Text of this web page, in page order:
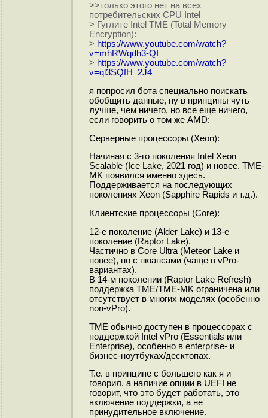
>>только этого нет на всех
потребительских CPU Intel
> Гуглите Intel TME (Total Memory
Encryption):
> https://www.youtube.com/watch?
v=mhRWqdh3-QI
> https://www.youtube.com/watch?
v=ql3SQfH_2J4
я попросил бота специально поискать
обобщить данные, ну в принципы чуть
лучше, чем ничего, но все еще ничего,
если говорить о том же AMD:
Серверные процессоры (Xeon):
Начиная с 3-го поколения Intel Xeon
Scalable (Ice Lake, 2021 год) и новее. TME-
MK появился именно здесь.
Поддерживается на последующих
поколениях Xeon (Sapphire Rapids и т.д.).
Клиентские процессоры (Core):
12-е поколение (Alder Lake) и 13-е
поколение (Raptor Lake).
Частично в Core Ultra (Meteor Lake и
новее), но с нюансами (чаще в vPro-
вариантах).
В 14-м поколении (Raptor Lake Refresh)
поддержка TME/TME-MK ограничена или
отсутствует в многих моделях (особенно
non-vPro).
TME обычно доступен в процессорах с
поддержкой Intel vPro (Essentials или
Enterprise), особенно в enterprise- и
бизнес-ноутбуках/десктопах.
Т.е. в принципе с большего как я и
говорил, а наличие опции в UEFI не
говорит, что это будет работать, это
включение поддержки, а не
принудительное включение.